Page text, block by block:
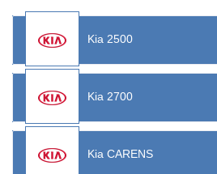
Kia 2500
Kia 2700
Kia CARENS